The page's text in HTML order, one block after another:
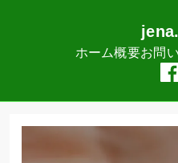
ホーム概要お問